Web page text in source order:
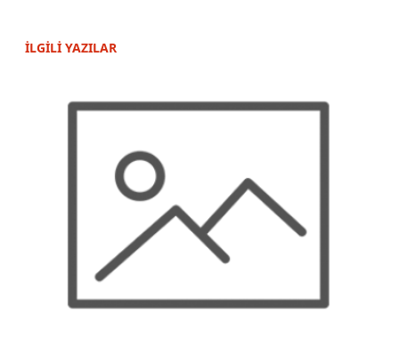
İLGİLİ YAZILAR